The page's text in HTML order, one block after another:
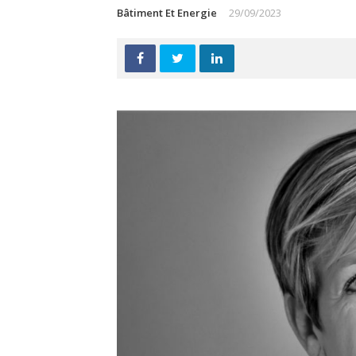
Bâtiment Et Energie 29/09/2023